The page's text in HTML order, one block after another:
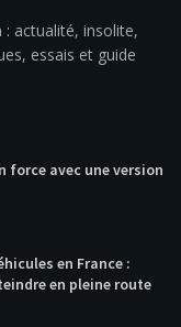
actualité, insolite,
essais et guide
force avec une version
en France :
en pleine route